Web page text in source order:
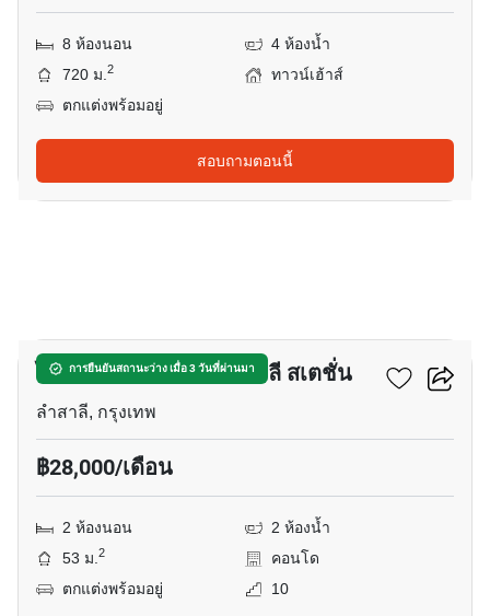
8 ห้องนอน
4 ห้องน้ำ
720 ม.2
ทาวน์เฮ้าส์
ตกแต่งพร้อมอยู่
สอบถามตอนนี้
การยืนยันสถานะว่าง เมื่อ 3 วันที่ผ่านมา
ไอดีโอ รามคำแหง-ลำสาลี สเตชั่น
ลำสาลี, กรุงเทพ
฿28,000/เดือน
2 ห้องนอน
2 ห้องน้ำ
53 ม.2
คอนโด
ตกแต่งพร้อมอยู่
10